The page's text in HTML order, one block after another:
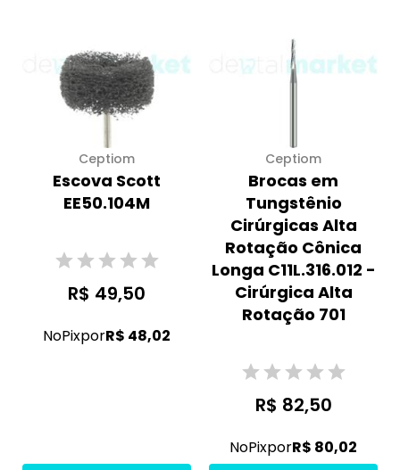
Ceptiom
Escova Scott
EE50.104M
R$ 49,50
NoPixporR$ 48,02
Ceptiom
Brocas em
Tungstênio
Cirúrgicas Alta
Rotação Cônica
Longa C11L.316.012 -
Cirúrgica Alta
Rotação 701
R$ 82,50
NoPixporR$ 80,02